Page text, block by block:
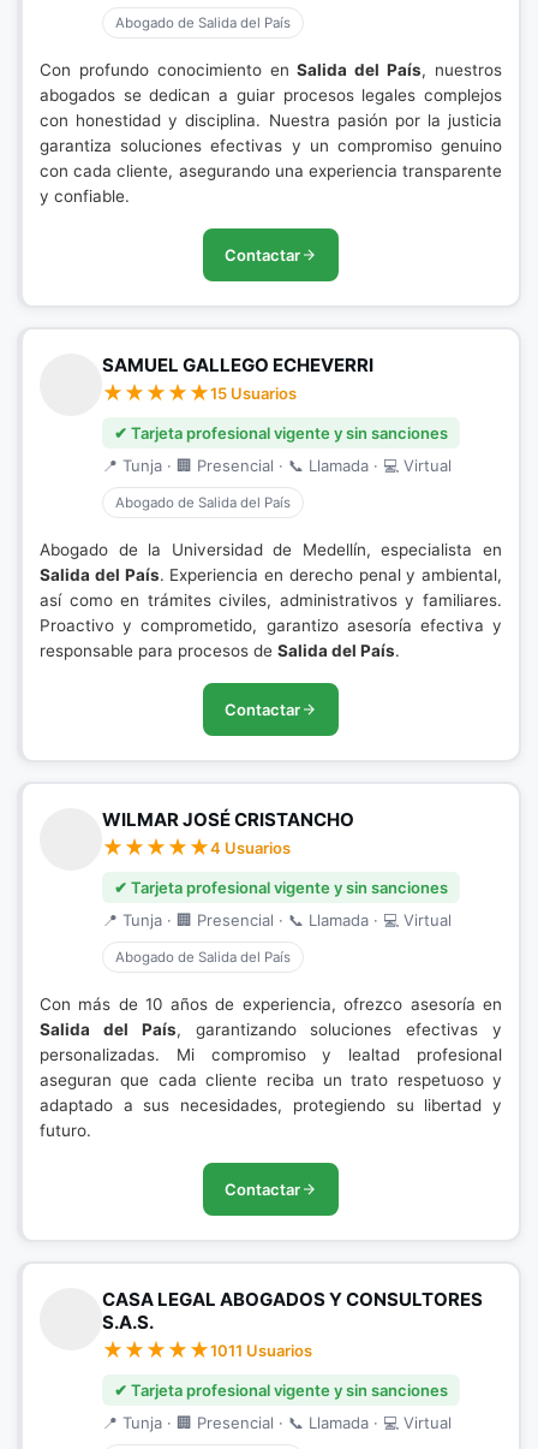
Abogado de Salida del País
Con profundo conocimiento enSalida del País, nuestros
abogados se dedican a guiar procesos legales complejos
con honestidad y disciplina. Nuestra pasión por la justicia
garantiza soluciones efectivas y un compromiso genuino
con cada cliente, asegurando una experiencia transparente
y confiable.
Contactar
SAMUEL GALLEGO ECHEVERRI
15 Usuarios
✔ Tarjeta profesional vigente y sin sanciones
📍 Tunja · 🏢 Presencial · 📞 Llamada · 💻 Virtual
Abogado de Salida del País
Abogado de la Universidad de Medellín, especialista en
Salida del País. Experiencia en derecho penal y ambiental,
así como en trámites civiles, administrativos y familiares.
Proactivo y comprometido, garantizo asesoría efectiva y
responsable para procesos de Salida del País.
Contactar
WILMAR JOSÉ CRISTANCHO
4 Usuarios
✔ Tarjeta profesional vigente y sin sanciones
📍 Tunja · 🏢 Presencial · 📞 Llamada · 💻 Virtual
Abogado de Salida del País
Con más de 10 años de experiencia, ofrezco asesoría en
Salida del País, garantizando soluciones efectivas y
personalizadas. Mi compromiso y lealtad profesional
aseguran que cada cliente reciba un trato respetuoso y
adaptado a sus necesidades, protegiendo su libertad y
futuro.
Contactar
CASA LEGAL ABOGADOS Y CONSULTORES
S.A.S.
1011 Usuarios
✔ Tarjeta profesional vigente y sin sanciones
📍 Tunja · 🏢 Presencial · 📞 Llamada · 💻 Virtual